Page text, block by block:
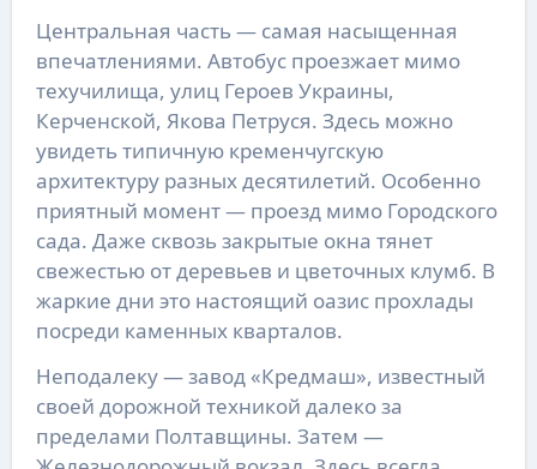
Центральная часть — самая насыщенная
впечатлениями. Автобус проезжает мимо
техучилища, улиц Героев Украины,
Керченской, Якова Петруся. Здесь можно
увидеть типичную кременчугскую
архитектуру разных десятилетий. Особенно
приятный момент — проезд мимо Городского
сада. Даже сквозь закрытые окна тянет
свежестью от деревьев и цветочных клумб. В
жаркие дни это настоящий оазис прохлады
посреди каменных кварталов.
Неподалеку — завод «Кредмаш», известный
своей дорожной техникой далеко за
пределами Полтавщины. Затем —